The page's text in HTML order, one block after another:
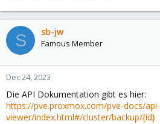
S sb-jw
Famous Member
Dec 24, 2023
Die API Dokumentation gibt es hier:
https://pve.proxmox.com/pve-docs/api-
viewer/index.html#/cluster/backup/{id}